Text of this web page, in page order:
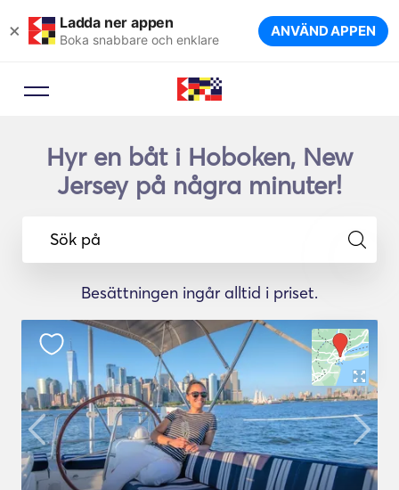
× Ladda ner appen
Boka snabbare och enklare ANVÄND APPEN
Hyr en båt i Hoboken, New
Jersey på några minuter!
Sök på
Besättningen ingår alltid i priset.